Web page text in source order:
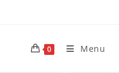
0 Menu